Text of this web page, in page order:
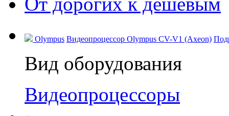
Olympus Видеопроцессор Olympus CV-V1 (Axeon)
Вид оборудования
Видеопроцессоры